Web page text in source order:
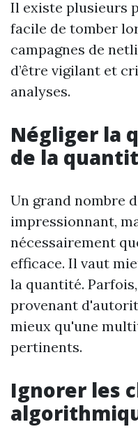
Il existe plusieurs
facile de tomber
campagnes de
d’être vigilant et
analyses.
Négliger la
de la
Un grand nombre
impressionnant,
nécessairement
efficace. Il vaut
la quantité.
provenant
mieux qu'une
pertinents.
Ignorer les